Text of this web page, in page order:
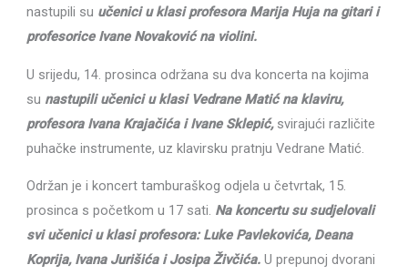
nastupili su učenici u klasi profesora Marija Huja na gitari i
profesorice Ivane Novaković na violini.
U srijedu, 14. prosinca održana su dva koncerta na kojima
su nastupili učenici u klasi Vedrane Matić na klaviru,
profesora Ivana Krajačića i Ivane Sklepić,svirajući različite
puhačke instrumente, uz klavirsku pratnju Vedrane Matić.
Održan je i koncert tamburaškog odjela u četvrtak, 15.
prosinca s početkom u 17 sati. Na koncertu su sudjelovali
svi učenici u klasi profesora: Luke Pavlekovića, Deana
Koprija, Ivana Jurišića i Josipa Živčića.U prepunoj dvorani